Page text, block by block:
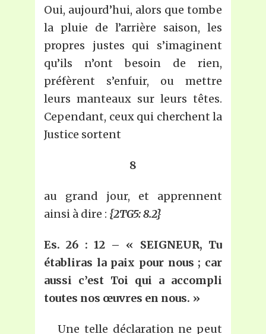
Oui, aujourd’hui, alors que tombe
la pluie de l’arrière saison, les
propres justes qui s’imaginent
qu’ils n’ont besoin de rien,
préfèrent s’enfuir, ou mettre
leurs manteaux sur leurs têtes.
Cependant, ceux qui cherchent la
Justice sortent
8
au grand jour, et apprennent
ainsi à dire : {2TG5: 8.2}
Es. 26 : 12 – « SEIGNEUR, Tu
établiras la paix pour nous ; car
aussi c’est Toi qui a accompli
toutes nos œuvres en nous. »
Une telle déclaration ne peut